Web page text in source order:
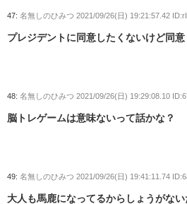
47: 名無しのひみつ 2021/09/26(日) 19:21:57.42
プレジデントに同意したくないけど同意
48: 名無しのひみつ 2021/09/26(日) 19:29:08.10
脳トレゲームは意味ないって話かな？
49: 名無しのひみつ 2021/09/26(日) 19:41:11.74
大人も馬鹿になってるからしょうがない